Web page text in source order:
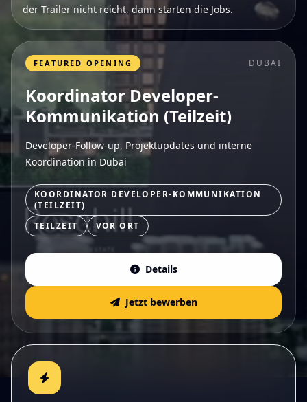
der Trailer nicht reicht, dann starten die Jobs.
FEATURED OPENING DUBAI
Koordinator Developer-
Kommunikation (Teilzeit)
Developer-Follow-up, Projektupdates und interne
Koordination in Dubai
KOORDINATOR DEVELOPER-KOMMUNIKATION
(TEILZEIT)
TEILZEIT
VOR ORT
Details
Jetzt bewerben